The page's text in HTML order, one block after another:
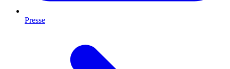
Presse